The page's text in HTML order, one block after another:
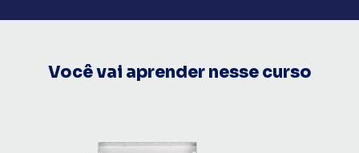
Você vai aprender nesse curso